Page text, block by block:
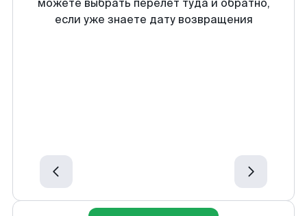
можете выбрать перелет туда и обратно,
если уже знаете дату возвращения